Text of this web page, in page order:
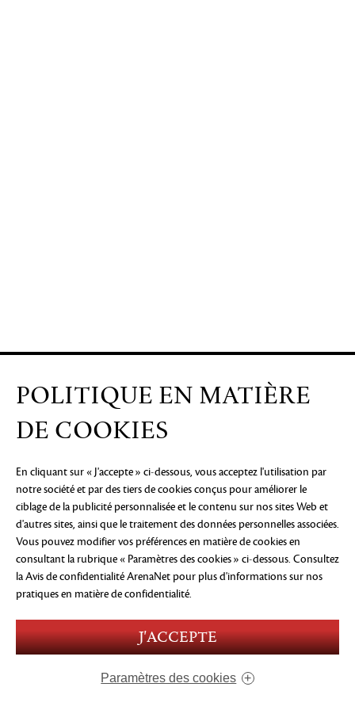
POLITIQUE EN MATIÈRE
DE COOKIES
En cliquant sur « J'accepte » ci-dessous, vous acceptez l'utilisation par
notre société et par des tiers de cookies conçus pour améliorer le
ciblage de la publicité personnalisée et le contenu sur nos sites Web et
d'autres sites, ainsi que le traitement des données personnelles associées.
Vous pouvez modifier vos préférences en matière de cookies en
consultant la rubrique « Paramètres des cookies » ci-dessous. Consultez
la Avis de confidentialité ArenaNet pour plus d'informations sur nos
pratiques en matière de confidentialité.
J'ACCEPTE
Paramètres des cookies